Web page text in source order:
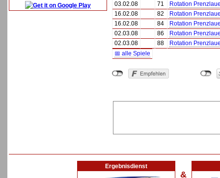
03.02.08
71
Rotation
16.02.08
82
Rotation
16.02.08
84
Rotation
02.03.08
86
Rotation
02.03.08
88
Rotation
📅 alle Spiele
Ergebnisdienst
&